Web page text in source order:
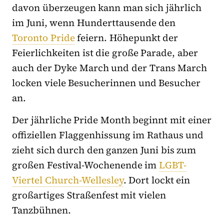
davon überzeugen kann man sich jährlich
im Juni, wenn Hunderttausende den
Toronto Pridefeiern. Höhepunkt der
Feierlichkeiten ist die große Parade, aber
auch der Dyke March und der Trans March
locken viele Besucherinnen und Besucher
an.
Der jährliche Pride Month beginnt mit einer
offiziellen Flaggenhissung im Rathaus und
zieht sich durch den ganzen Juni bis zum
großen Festival-Wochenende imLGBT-
Viertel Church-Wellesley. Dort lockt ein
großartiges Straßenfest mit vielen
Tanzbühnen.